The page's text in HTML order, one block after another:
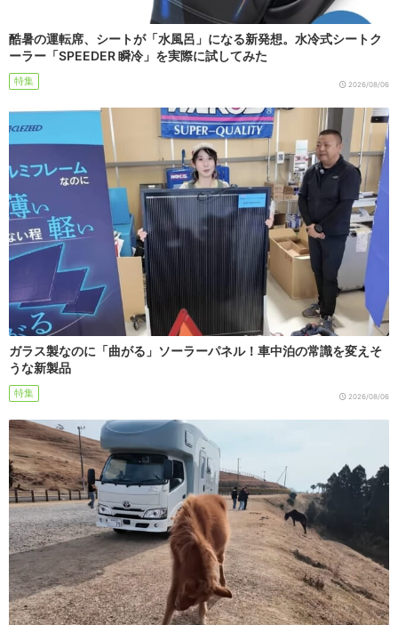
酷暑の運転席、シートが「水風呂」になる新発想。水冷式シートク
ーラー「SPEEDER 瞬冷」を実際に試してみた
特集 2026/08/06
ガラス製なのに「曲がる」ソーラーパネル！車中泊の常識を変えそ
うな新製品
特集 2026/08/06